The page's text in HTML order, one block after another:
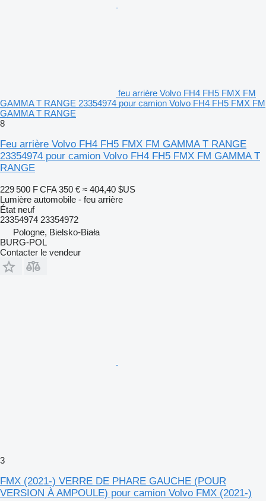
feu arrière Volvo FH4 FH5 FMX FM
GAMMA T RANGE 23354974 pour camion Volvo FH4 FH5 FMX FM
GAMMA T RANGE
8
Feu arrière Volvo FH4 FH5 FMX FM GAMMA T RANGE
23354974 pour camion Volvo FH4 FH5 FMX FM GAMMA T
RANGE
229 500 F CFA 350 € ≈ 404,40 $US
Lumière automobile - feu arrière
État neuf
23354974 23354972
Pologne, Bielsko-Biała
BURG-POL
Contacter le vendeur
3
FMX (2021-) VERRE DE PHARE GAUCHE (POUR
VERSION À AMPOULE) pour camion Volvo FMX (2021-)